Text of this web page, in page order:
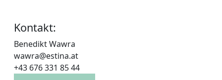
Kontakt:
Benedikt Wawra
wawra@estina.at
+43 676 331 85 44